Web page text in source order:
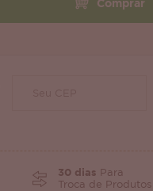
Comprar
30 dias Para
Troca de Produtos